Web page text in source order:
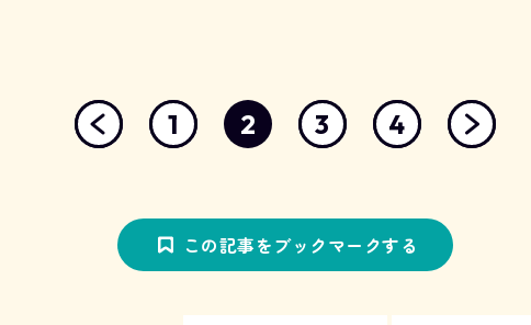
1 2 3 4
この記事をブックマークする